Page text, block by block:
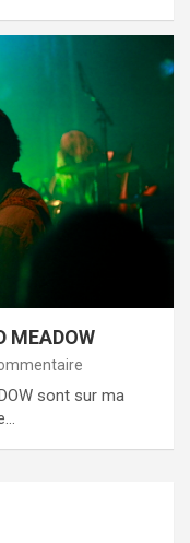
MEADOW
sont sur ma